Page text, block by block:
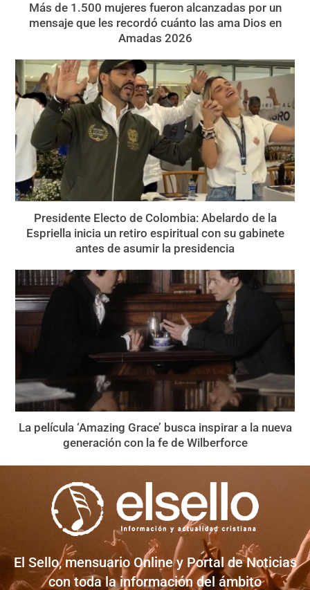
Más de 1.500 mujeres fueron alcanzadas por un
mensaje que les recordó cuánto las ama Dios en
Amadas 2026
Presidente Electo de Colombia: Abelardo de la
Espriella inicia un retiro espiritual con su gabinete
antes de asumir la presidencia
La película ‘Amazing Grace’ busca inspirar a la nueva
generación con la fe de Wilberforce
El Sello, mensuario Online y Portal de Noticias
con toda la información del ámbito